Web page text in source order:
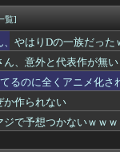
の子が産まれるってこ
さんが復讐にすべて
season《奪還編》PV
、アムロが乗っただ
いｗｗｗｗ
見ると…
（ゴリ）、とんでもな
想：ついに親子対決の
ぎる…
覧]
、やはりDの一族だった
ん、意外と代表作が無
るのに全くアニメ化さ
か作られない
で予想つかないｗｗｗ